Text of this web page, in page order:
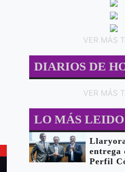
MUSICA
VER MÁS
DIARIOS DE
VER MÁS
LO MÁS
entrega
Perfil